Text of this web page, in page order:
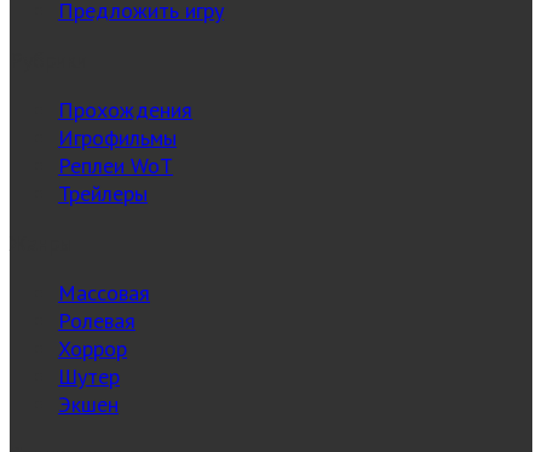
Предложить игру
Прохождения
Игрофильмы
Реплеи WoT
Трейлеры
Массовая
Ролевая
Хоррор
Шутер
Экшен